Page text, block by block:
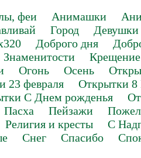
феи Анимашки
Город
Девушки
Доброго дня
Знаменитости
Крещение
Огонь Осень
23 февраля
Открытки 8
С Днем рожденья
Пасха Пейзажи
Религия и кресты
С
Снег Спасибо